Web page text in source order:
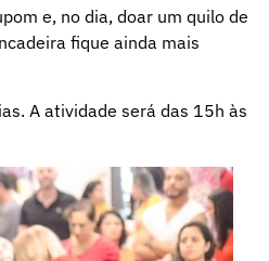
e, no dia, doar um quilo de
fique ainda mais
A atividade será das 15h às